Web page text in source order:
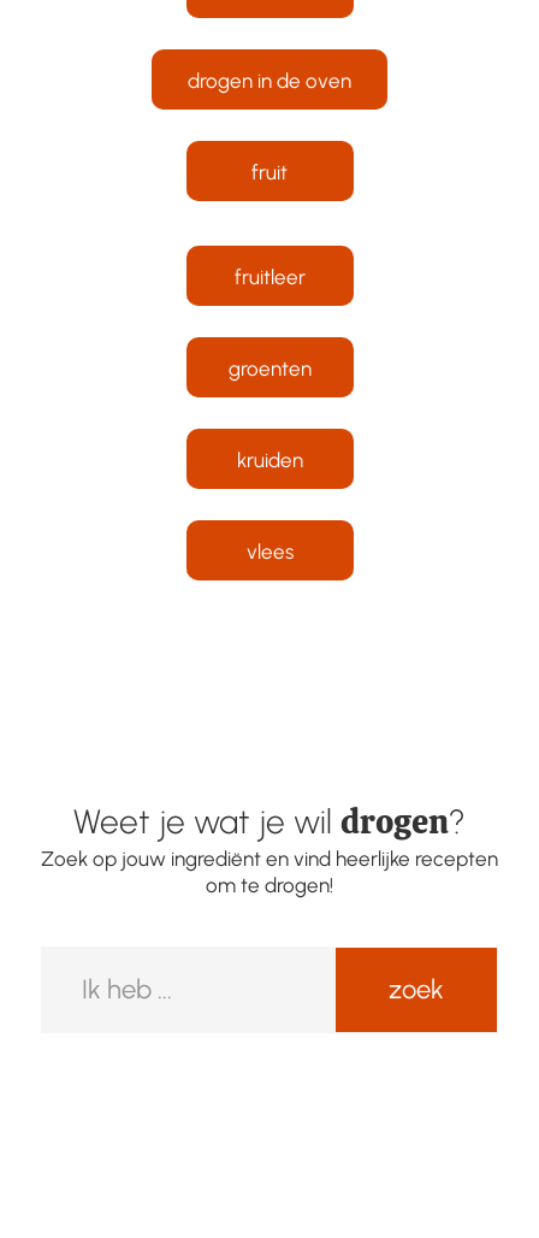
drogen in de oven
fruit
fruitleer
groenten
kruiden
vlees
Weet je wat je wil drogen?
Zoek op jouw ingrediënt en vind heerlijke recepten
om te drogen!